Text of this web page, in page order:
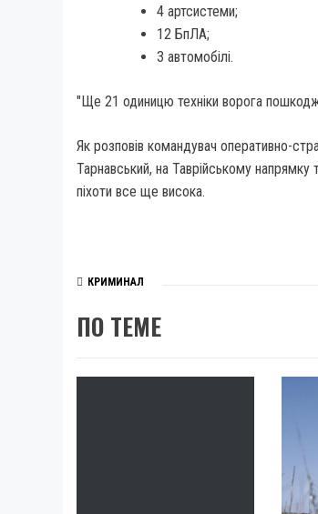
4 артсистеми;
12 БпЛА;
3 автомобілі.
"Ще 21 одиницю техніки ворога
Як розповів командувач оперативно-
Тарнавський, на Таврійському напрямку
піхоти все ще висока.
КРИМИНАЛ
ПО ТЕМЕ